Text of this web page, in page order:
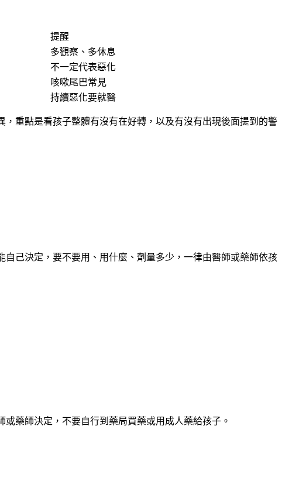
提醒
多觀察、多休息
不一定代表惡化
咳嗽尾巴常見
持續惡化要就醫
重點是看孩子整體有沒有在好轉，以及有沒有出現後面提到的警
自己決定 ，要不要用、用什麼、劑量多少，一律由醫師或藥師依孩
藥師決定，不要自行到藥局買藥或用成人藥給孩子。